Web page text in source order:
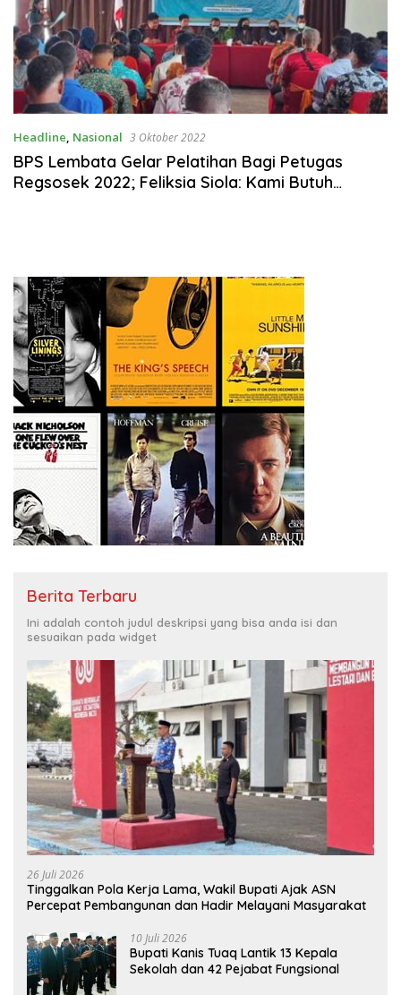
Headline, Nasional 3 Oktober 2022
BPS Lembata Gelar Pelatihan Bagi Petugas
Regsosek 2022; Feliksia Siola: Kami Butuh
Berita Terbaru
Ini adalah contoh judul deskripsi yang bisa anda isi dan
sesuaikan pada widget
26 Juli 2026
Tinggalkan Pola Kerja Lama, Wakil Bupati Ajak ASN
Percepat Pembangunan dan Hadir Melayani Masyarakat
10 Juli 2026
Bupati Kanis Tuaq Lantik 13 Kepala
Sekolah dan 42 Pejabat Fungsional